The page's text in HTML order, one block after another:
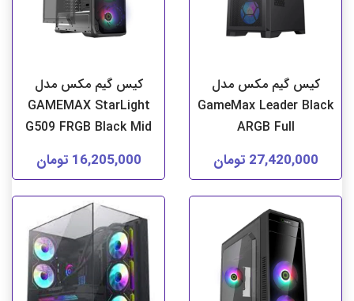
کیس گیم مکس مدل
GameMax Leader Black
ARGB Full
27,420,000 تومان
کیس گیم مکس مدل
GAMEMAX StarLight
G509 FRGB Black Mid
16,205,000 تومان